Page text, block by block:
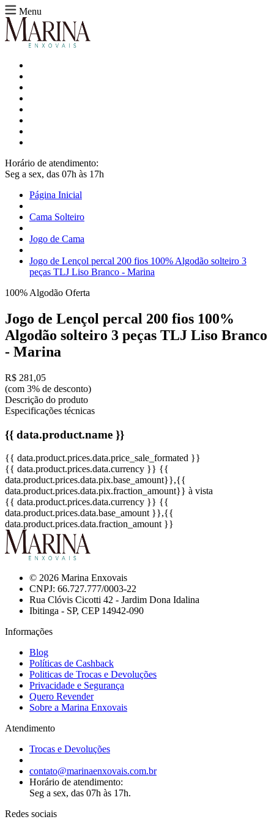
Menu
Horário de atendimento:
Seg a sex, das 07h às 17h
Página Inicial
Cama Solteiro
Jogo de Cama
Jogo de Lençol percal 200 fios 100% Algodão solteiro 3
peças TLJ Liso Branco - Marina
100% Algodão Oferta
Jogo de Lençol percal 200 fios 100%
Algodão solteiro 3 peças TLJ Liso Branco
- Marina
R$ 281,05
(com 3% de desconto)
Descrição do produto
Especificações técnicas
{{ data.product.name }}
{{ data.product.prices.data.price_sale_formated }}
{{ data.product.prices.data.currency }} {{
data.product.prices.data.pix.base_amount}},{{
data.product.prices.data.pix.fraction_amount}} à vista
{{ data.product.prices.data.currency }} {{
data.product.prices.data.base_amount }},{{
data.product.prices.data.fraction_amount }}
© 2026 Marina Enxovais
CNPJ: 66.727.777/0003-22
Rua Clóvis Cicotti 42 - Jardim Dona Idalina
Ibitinga - SP, CEP 14942-090
Informações
Blog
Políticas de Cashback
Politicas de Trocas e Devoluções
Privacidade e Segurança
Quero Revender
Sobre a Marina Enxovais
Atendimento
Trocas e Devoluções
contato@marinaenxovais.com.br
Horário de atendimento:
Seg a sex, das 07h às 17h.
Redes sociais